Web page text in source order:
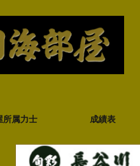
所属力士 成績表